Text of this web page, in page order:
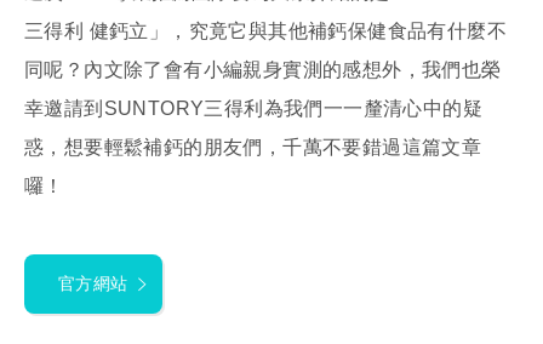
三得利 健鈣立」，究竟它與其他補鈣保健食品有什麼不
同呢？內文除了會有小編親身實測的感想外，我們也榮
幸邀請到SUNTORY三得利為我們一一釐清心中的疑
惑，想要輕鬆補鈣的朋友們，千萬不要錯過這篇文章
囉！
官方網站